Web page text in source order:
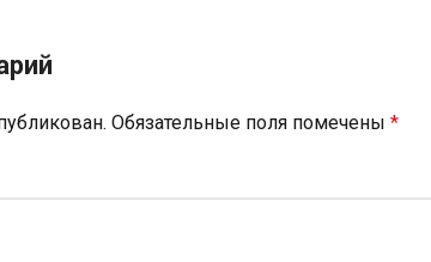
Обязательные поля помечены *